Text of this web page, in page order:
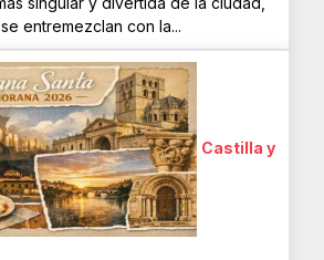
entremezclan con la...
Castilla y